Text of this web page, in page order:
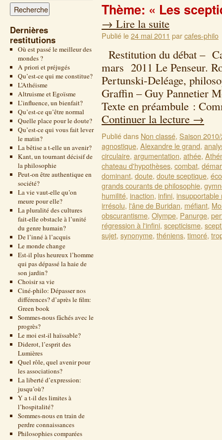
Dernières
restitutions
Où est passé le meilleur des
mondes ?
A priori et préjugés
Qu’est-ce qui me constitue?
L’Athéisme
Altruisme et Egoïsme
L’influence, un bienfait?
Qu’est-ce qu’être normal
Quelle place pour le doute?
Qu’est-ce qui vous fait lever
le matin?
La bêtise a t-elle un avenir?
Kant, un tournant décisif de
la philosophie
Peut-on être authentique en
société?
La vie vaut-elle qu’on
meure pour elle?
La pluralité des cultures
fait-elle obstacle à l’unité
du genre humain?
De l’inné à l’acquis
Le monde change
Est-il plus heureux l’homme
qui pas dépassé la haie de
son jardin?
Choisir sa vie
Ciné-philo: Dépasser nos
différences? d’après le film:
Green book
Sommes-nous fâchés avec le
progrès?
Le moi est-il haïssable?
Diderot, l’esprit des
Lumières
Quel rôle, quel avenir pour
les associations?
La liberté d’expression:
jusqu’où?
Y a t-il des limites à
l’hospitalité?
Sommes-nous en train de
perdre connaissances
Philosophies comparées
Thème: « Les
→ Lire la suite
Publié le24 mai 2011 parcafes-philo
Restitution du débat –
mars 2011 Le Penseur.
Pertunski-Deléage,
Graffin – Guy Pannetier
Texte en préambule :
Continuer la lecture →
Publié dans Non classé, Saison
agnostique, Alexandre le grand,
circulaire, argumentation, athée,
chateau d'hypothèses, combat,
dominant, doute, doute sceptique,
grands courants de philosophie,
humilité, inaction, infini,
irrésolu, l'âne de Buridan, méfiant,
obscurantisme, Olympe, Panurge,
régression à l'infini, scepticisme,
sujet, synonyme, théniens, timoré,